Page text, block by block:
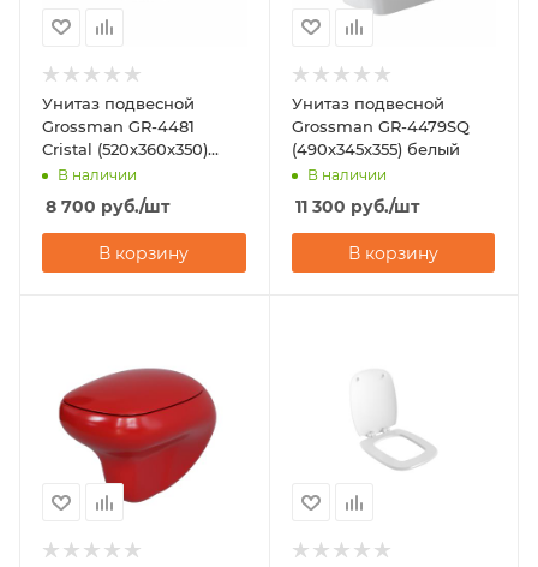
Унитаз подвесной
Grossman GR-4481
Cristal (520х360х350)
белый
В наличии
8 700 руб./шт
В корзину
Унитаз подвесной
Grossman GR-4479SQ
(490х345х355) белый
В наличии
11 300 руб./шт
В корзину